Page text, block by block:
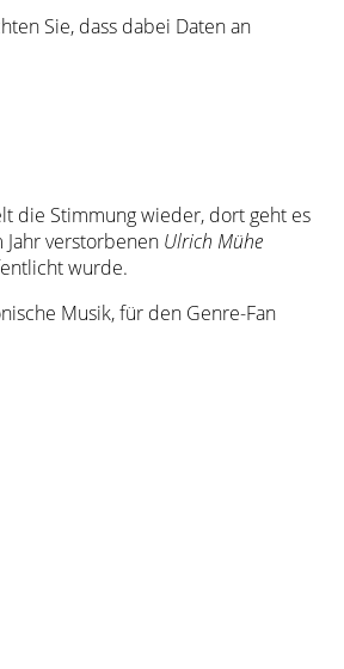
Sie, dass dabei Daten an
die Stimmung wieder, dort geht es
verstorbenen Ulrich Mühe
wurde.
Musik, für den Genre-Fan